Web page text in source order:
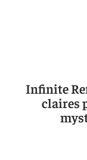
Infinite
claires